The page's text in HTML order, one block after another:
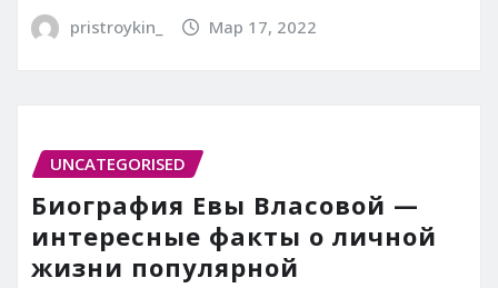
pristroykin_ Мар 17, 2022
UNCATEGORISED
Биография Евы Власовой —
интересные факты о личной
жизни популярной